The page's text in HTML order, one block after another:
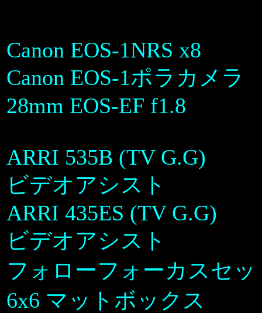
Canon EOS-1NRS x8
Canon EOS-1ポラカメラ
28mm EOS-EF f1.8
ARRI 535B (TV G.G)
ビデオアシスト
ARRI 435ES (TV G.G)
ビデオアシスト
フォローフォーカスセッ
6x6 マットボックス